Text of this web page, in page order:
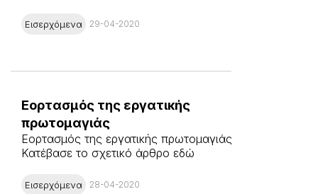
Εισερχόμενα 29-04-2020
Εορτασμός της εργατικής
πρωτομαγιάς
Εορτασμός της εργατικής πρωτομαγιάς
Κατέβασε το σχετικό άρθρο εδώ
Εισερχόμενα 28-04-2020